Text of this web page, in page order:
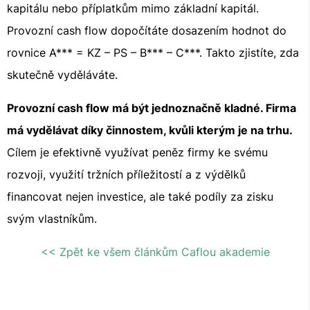
kapitálu nebo příplatkům mimo základní kapitál.
Provozní cash flow dopočítáte dosazením hodnot do
rovnice A*** = KZ – PS – B*** – C***. Takto zjistíte, zda
skutečně vyděláváte.
Provozní cash flow má být jednoznačně kladné. Firma
má vydělávat díky činnostem, kvůli kterým je na trhu.
Cílem je efektivně využívat peněz firmy ke svému
rozvoji, využití tržních příležitostí a z výdělků
financovat nejen investice, ale také podíly za zisku
svým vlastníkům.
<< Zpět ke všem článkům Caflou akademie